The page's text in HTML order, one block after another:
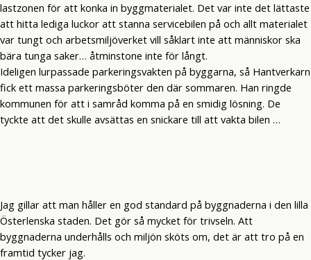
lastzonen för att konka in byggmaterialet. Det var inte det lättaste
att hitta lediga luckor att stanna servicebilen på och allt materialet
var tungt och arbetsmiljöverket vill såklart inte att människor ska
bära tunga saker… åtminstone inte för långt.
Ideligen lurpassade parkeringsvakten på byggarna, så Hantverkarn
fick ett massa parkeringsböter den där sommaren. Han ringde
kommunen för att i samråd komma på en smidig lösning. De
tyckte att det skulle avsättas en snickare till att vakta bilen …
Jag gillar att man håller en god standard på byggnaderna i den lilla
Österlenska staden. Det gör så mycket för trivseln. Att
byggnaderna underhålls och miljön sköts om, det är att tro på en
framtid tycker jag.